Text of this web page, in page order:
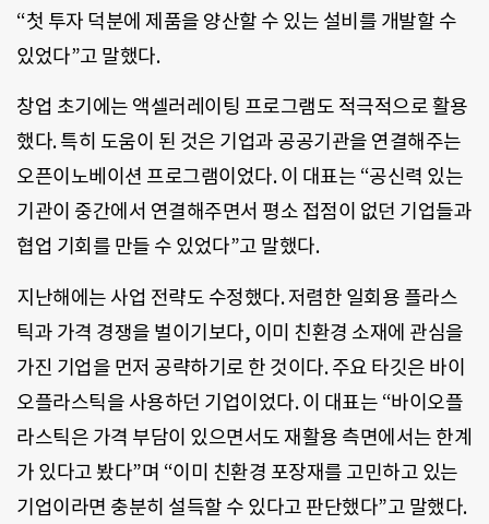
“첫 투자 덕분에 제품을 양산할 수 있는 설비를 개발할 수
있었다”고 말했다.
창업 초기에는 액셀러레이팅 프로그램도 적극적으로 활용
했다. 특히 도움이 된 것은 기업과 공공기관을 연결해주는
오픈이노베이션 프로그램이었다. 이 대표는 “공신력 있는
기관이 중간에서 연결해주면서 평소 접점이 없던 기업들과
협업 기회를 만들 수 있었다”고 말했다.
지난해에는 사업 전략도 수정했다. 저렴한 일회용 플라스
틱과 가격 경쟁을 벌이기보다, 이미 친환경 소재에 관심을
가진 기업을 먼저 공략하기로 한 것이다. 주요 타깃은 바이
오플라스틱을 사용하던 기업이었다. 이 대표는 “바이오플
라스틱은 가격 부담이 있으면서도 재활용 측면에서는 한계
가 있다고 봤다”며 “이미 친환경 포장재를 고민하고 있는
기업이라면 충분히 설득할 수 있다고 판단했다”고 말했다.